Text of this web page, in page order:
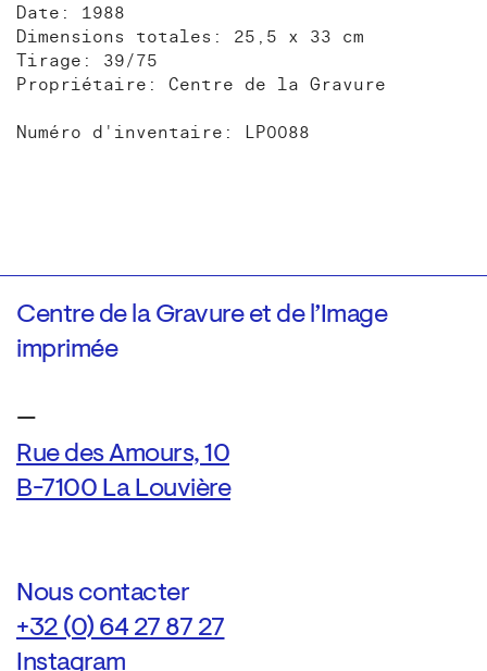
Date: 1988
Dimensions totales: 25,5 x 33 cm
Tirage: 39/75
Propriétaire: Centre de la Gravure
Numéro d'inventaire: LP0088
Centre de la Gravure et de l’Image
imprimée
—
Rue des Amours, 10
B-7100 La Louvière
Nous contacter
+32 (0) 64 27 87 27
Instagram